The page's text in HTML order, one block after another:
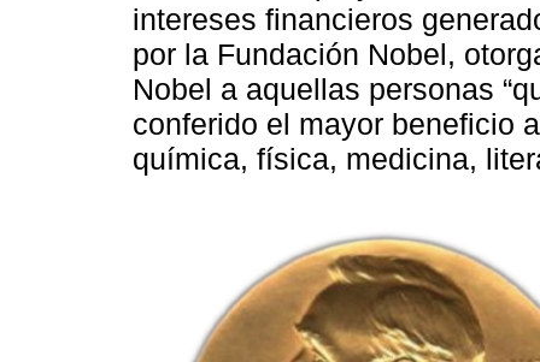
intereses financieros
por la Fundación Nobel,
Nobel a aquellas personas
conferido el mayor beneficio
química, física, medicina,